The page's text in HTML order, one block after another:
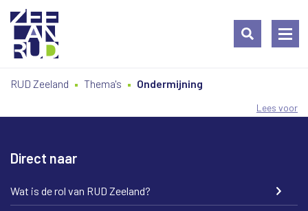
naar
inhoud
naar
navigatie
RUD Zeeland Thema's Ondermijning
Lees voor
Direct naar
Wat is de rol van RUD Zeeland?